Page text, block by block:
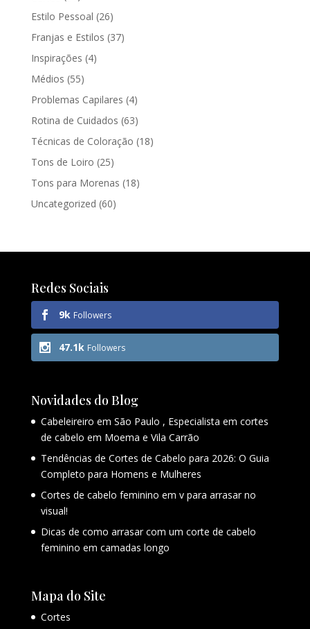
Estilo Pessoal (26)
Franjas e Estilos (37)
Inspirações (4)
Médios (55)
Problemas Capilares (4)
Rotina de Cuidados (63)
Técnicas de Coloração (18)
Tons de Loiro (25)
Tons para Morenas (18)
Uncategorized (60)
Redes Sociais
9k Followers
47.1k Followers
Novidades do Blog
Cabeleireiro em São Paulo , Especialista em cortes
de cabelo em Moema e Vila Carrão
Tendências de Cortes de Cabelo para 2026: O Guia
Completo para Homens e Mulheres
Cortes de cabelo feminino em v para arrasar no
visual!
Dicas de como arrasar com um corte de cabelo
feminino em camadas longo
Mapa do Site
Cortes